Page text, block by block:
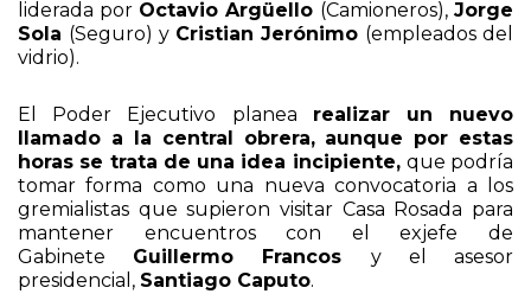
liderada por Octavio Argüello (Camioneros), Jorge
Sola (Seguro) y Cristian Jerónimo (empleados del
vidrio).
El Poder Ejecutivo planea realizar un nuevo
llamado a la central obrera, aunque por estas
horas se trata de una idea incipiente, que podría
tomar forma como una nueva convocatoria a los
gremialistas que supieron visitar Casa Rosada para
mantener encuentros con el exjefe de
Gabinete Guillermo Francos y el asesor
presidencial, Santiago Caputo.